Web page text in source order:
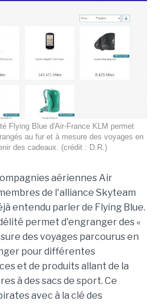
Flying Blue d'Air-France KLM permet
au fur et à mesure des voyages en
des cadeaux. (crédit : D.R.)
aériennes Air
de l'alliance Skyteam
entendu parler de Flying Blue.
permet d'engranger des «
des voyages parcourus en
pour différentes
et de produits allant de la
à des sacs de sport. Ce
avec à la clé des